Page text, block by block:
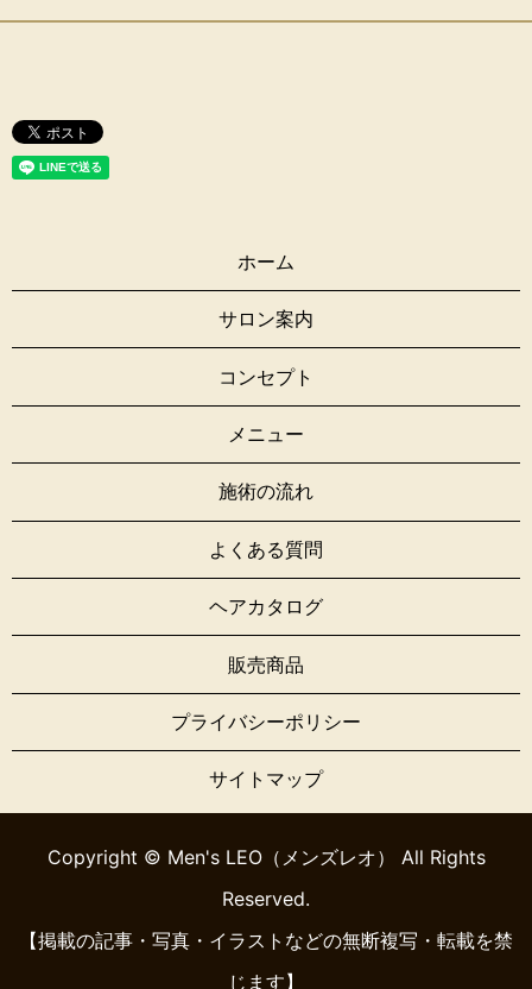
ホーム
サロン案内
コンセプト
メニュー
施術の流れ
よくある質問
ヘアカタログ
販売商品
プライバシーポリシー
サイトマップ
Copyright © Men's LEO（メンズレオ） All Rights
Reserved.
【掲載の記事・写真・イラストなどの無断複写・転載を禁
じます】